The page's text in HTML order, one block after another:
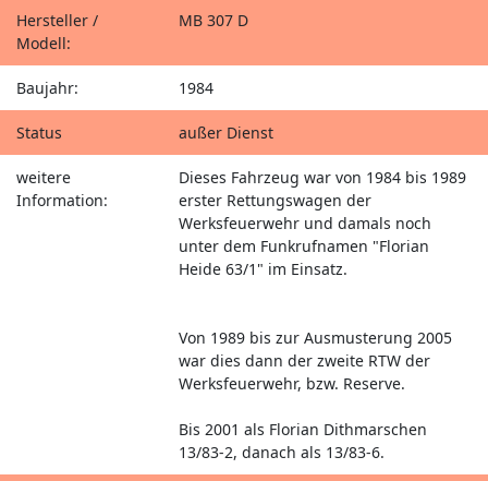
Hersteller /
Modell:
MB 307 D
Baujahr: 1984
Status außer Dienst
weitere
Information:
Dieses Fahrzeug war von 1984 bis 1989
erster Rettungswagen der
Werksfeuerwehr und damals noch
unter dem Funkrufnamen "Florian
Heide 63/1" im Einsatz.
Von 1989 bis zur Ausmusterung 2005
war dies dann der zweite RTW der
Werksfeuerwehr, bzw. Reserve.
Bis 2001 als Florian Dithmarschen
13/83-2, danach als 13/83-6.